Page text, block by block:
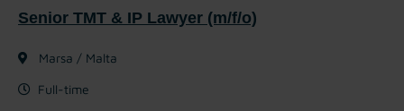
Senior TMT & IP Lawyer (m/f/o)
Marsa / Malta
Full-time